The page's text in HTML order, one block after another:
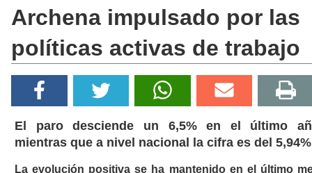
Archena impulsado por las
políticas activas de trabajo
El paro desciende un 6,5% en el último
mientras que a nivel nacional la cifra es del 5,94%
La evolución positiva se ha mantenido en el último